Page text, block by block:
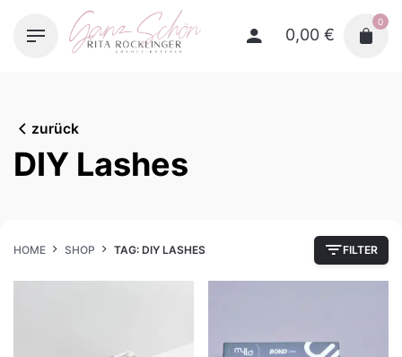
0,00 €
0
zurück
DIY Lashes
HOME SHOP TAG: DIY LASHES FILTER